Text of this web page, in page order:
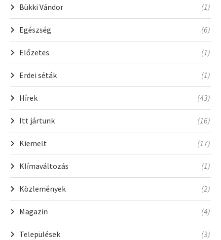
Bükki Vándor (1)
Egészség (6)
Előzetes (1)
Erdei séták (1)
Hírek (43)
Itt jártunk (16)
Kiemelt (17)
Klímaváltozás (1)
Közlemények (2)
Magazin (4)
Települések (3)